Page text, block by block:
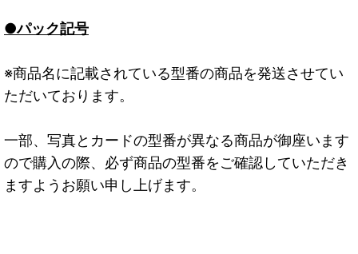
●パック記号
※商品名に記載されている型番の商品を発送させてい
ただいております。
一部、写真とカードの型番が異なる商品が御座います
ので購入の際、必ず商品の型番をご確認していただき
ますようお願い申し上げます。